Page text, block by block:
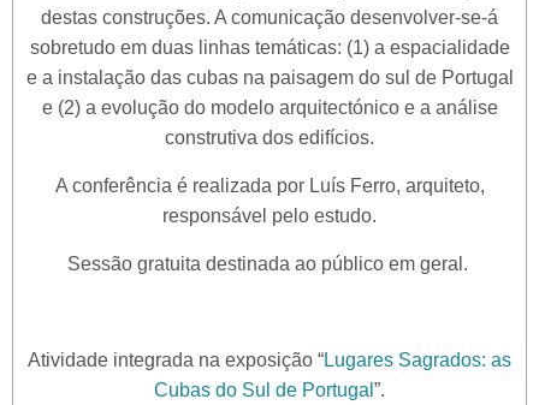
destas construções. A comunicação desenvolver-se-á
sobretudo em duas linhas temáticas: (1) a espacialidade
e a instalação das cubas na paisagem do sul de Portugal
e (2) a evolução do modelo arquitectónico e a análise
construtiva dos edifícios.
A conferência é realizada por Luís Ferro, arquiteto,
responsável pelo estudo.
Sessão gratuita destinada ao público em geral.
Atividade integrada na exposição “Lugares Sagrados: as
Cubas do Sul de Portugal ”.